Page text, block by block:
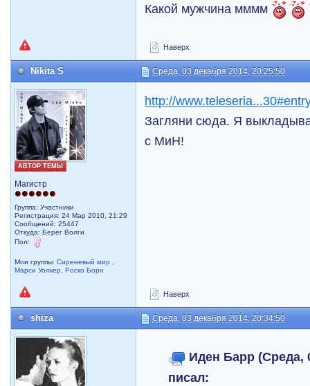
Какой мужчина мммм
Наверх
Nikita S Среда, 03 декабря 2014, 20:25:50
АВТОР ТЕМЫ
Магистр
Группа: Участники
Регистрация: 24 Мар 2010, 21:29
Сообщений: 25447
Откуда: Берег Волги
Пол:
Мои группы:Сиреневый мир ,
Марси Уолкер, Роско Борн
http://
Загляни сюда. Я
с МиН!
Наверх
shiza Среда, 03 декабря 2014, 20:34:50
Иден Барр (Среда,
писал: